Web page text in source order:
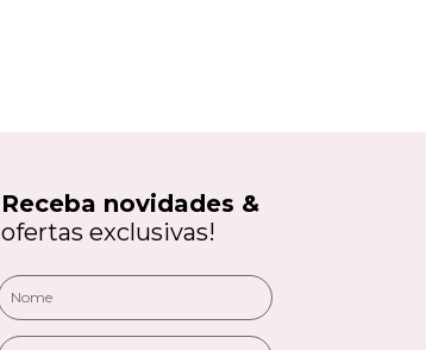
Receba novidades &
ofertas exclusivas!